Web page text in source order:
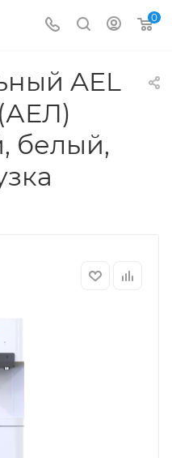
0
AEL
белый,